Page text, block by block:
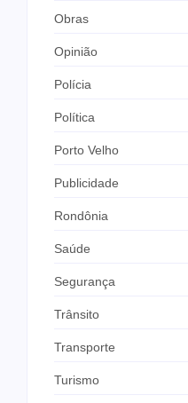
Obras
Opinião
Polícia
Política
Porto Velho
Publicidade
Rondônia
Saúde
Segurança
Trânsito
Transporte
Turismo